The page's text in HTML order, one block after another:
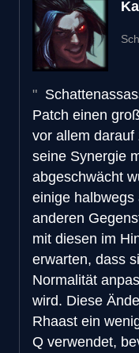
Patch einen
vor allem
seine Synergie
abgeschwächt
einige
anderen
mit diesen im
erwarten, dass
Normalität
wird. Diese
Rhaast ein
Q verwendet,